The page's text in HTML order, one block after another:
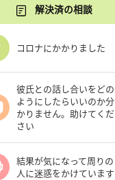
解決済の相談
コロナにかかりました
彼氏との話し合いをどの
ようにしたらいいのか分
かりません。助けてくだ
さい
結果が気になって周りの
人に迷惑をかけています